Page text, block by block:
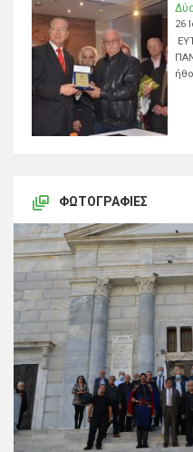
26
ΦΩΤΟΓΡΑΦΊΕΣ